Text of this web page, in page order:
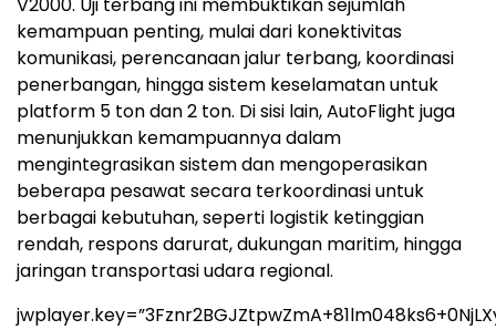
V2000. Uji terbang ini membuktikan sejumlah
kemampuan penting, mulai dari konektivitas
komunikasi, perencanaan jalur terbang, koordinasi
penerbangan, hingga sistem keselamatan untuk
platform 5 ton dan 2 ton. Di sisi lain, AutoFlight juga
menunjukkan kemampuannya dalam
mengintegrasikan sistem dan mengoperasikan
beberapa pesawat secara terkoordinasi untuk
berbagai kebutuhan, seperti logistik ketinggian
rendah, respons darurat, dukungan maritim, hingga
jaringan transportasi udara regional.